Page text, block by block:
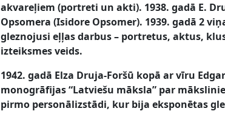
akvareļiem (portreti un akti). 1938. gadā E.
Opsomera (Isidore Opsomer). 1939. gadā 2
gleznojusi eļļas darbus – portretus, aktus,
izteiksmes veids.
1942. gadā Elza Druja-Foršū kopā ar vīru
monogrāfijas “Latviešu māksla” par
pirmo personālizstādi, kur bija eksponētas